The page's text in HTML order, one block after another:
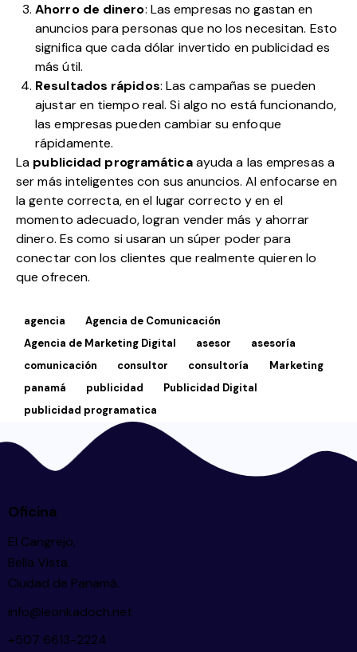
Ahorro de dinero: Las empresas no gastan en
anuncios para personas que no los necesitan. Esto
significa que cada dólar invertido en publicidad es
más útil.
Resultados rápidos: Las campañas se pueden
ajustar en tiempo real. Si algo no está funcionando,
las empresas pueden cambiar su enfoque
rápidamente.
La publicidad programáticaayuda a las empresas a
ser más inteligentes con sus anuncios. Al enfocarse en
la gente correcta, en el lugar correcto y en el
momento adecuado, logran vender más y ahorrar
dinero. Es como si usaran un súper poder para
conectar con los clientes que realmente quieren lo
que ofrecen.
agencia
Agencia de Comunicación
Agencia de Marketing Digital
asesor
asesoría
comunicación
consultor consultoría
Marketing
panamá
publicidad
Publicidad Digital
publicidad programatica
Oficina
El Cangrejo,
Bella Vista.
Ciudad de Panamá.
info@leonkadoch.net
+507 6613-2224